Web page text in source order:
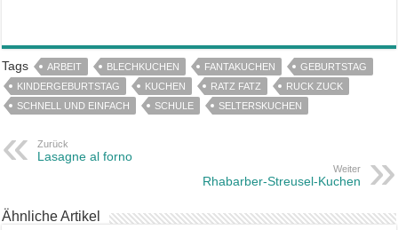
Tags ARBEIT BLECHKUCHEN FANTAKUCHEN
GEBURTSTAG
KINDERGEBURTSTAG
KUCHEN RATZ FATZ
RUCK ZUCK
SCHNELL UND EINFACH
SCHULE SELTERSKUCHEN
Zurück
Lasagne al forno
Weiter
Rhabarber-Streusel-Kuchen
Ähnliche Artikel